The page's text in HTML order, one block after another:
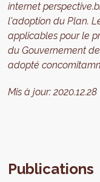
internet
l'adoption du Plan.
applicables pour le
du Gouvernement
adopté
Mis à jour:2020.12.28
Publications